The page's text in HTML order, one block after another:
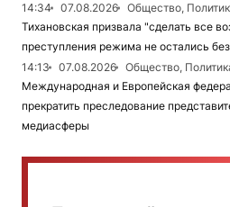
14:34
07.08.2026
Общество,
Тихановская призвала "сделать все
преступления режима не остались
14:13
07.08.2026
Общество,
Международная и Европейская
прекратить преследование
медиасферы